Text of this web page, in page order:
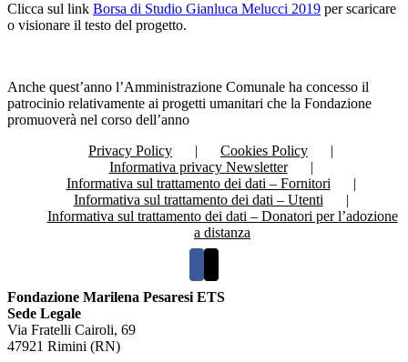
Clicca sul link Borsa di Studio Gianluca Melucci 2019 per scaricare
o visionare il testo del progetto.
Anche quest’anno l’Amministrazione Comunale ha concesso il
patrocinio relativamente ai progetti umanitari che la Fondazione
promuoverà nel corso dell’anno
Privacy Policy
Cookies Policy
Informativa privacy Newsletter
Informativa sul trattamento dei dati – Fornitori
Informativa sul trattamento dei dati – Utenti
Informativa sul trattamento dei dati – Donatori per l’adozione
a distanza
Fondazione Marilena Pesaresi ETS
Sede Legale
Via Fratelli Cairoli, 69
47921 Rimini (RN)